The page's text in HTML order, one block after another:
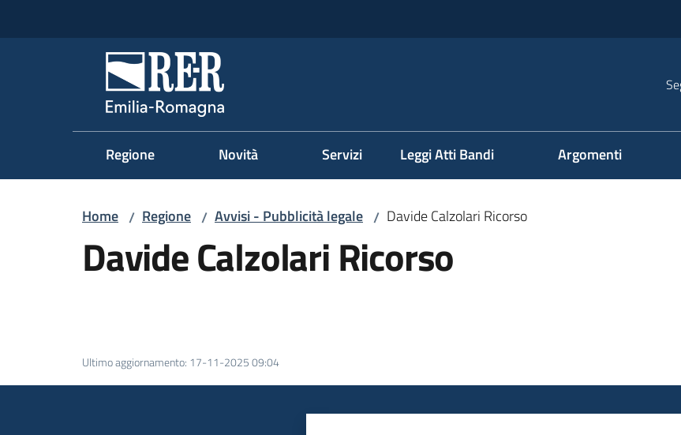
Regione Emilia-Romagna
Regione Novità Servizi Leggi Atti Bandi Argomenti
Home / Regione / Avvisi - Pubblicità legale / Davide Calzolari Ricorso
Davide Calzolari Ricorso
Ultimo aggiornamento: 17-11-2025 09:04